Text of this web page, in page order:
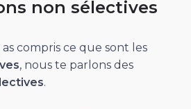
non sélectives
compris ce que sont les
, nous te parlons des
.